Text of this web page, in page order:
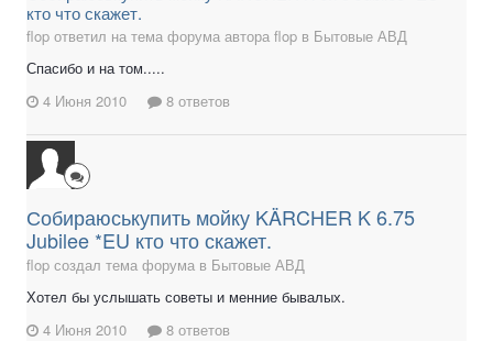
кто что скажет.
flop ответил на тема форума автора flop в Бытовые АВД
Спасибо и на том.....
4 Июня 2010
8 ответов
Собираюськупить мойку KÄRCHER K 6.75
Jubilee *EU кто что скажет.
flop создал тема форума в Бытовые АВД
Хотел бы услышать советы и менние бывалых.
4 Июня 2010
8 ответов